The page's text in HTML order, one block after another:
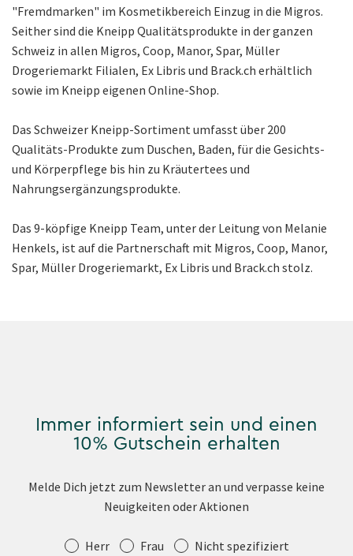
"Fremdmarken" im Kosmetikbereich Einzug in die Migros.
Seither sind die Kneipp Qualitätsprodukte in der ganzen
Schweiz in allen Migros, Coop, Manor, Spar, Müller
Drogeriemarkt Filialen, Ex Libris und Brack.ch erhältlich
sowie im Kneipp eigenen Online-Shop.
Das Schweizer Kneipp-Sortiment umfasst über 200
Qualitäts-Produkte zum Duschen, Baden, für die Gesichts-
und Körperpflege bis hin zu Kräutertees und
Nahrungsergänzungsprodukte.
Das 9-köpfige Kneipp Team, unter der Leitung von Melanie
Henkels, ist auf die Partnerschaft mit Migros, Coop, Manor,
Spar, Müller Drogeriemarkt, Ex Libris und Brack.ch stolz.
Immer informiert sein und einen
10% Gutschein erhalten
Melde Dich jetzt zum Newsletter an und verpasse keine
Neuigkeiten oder Aktionen
Anrede Herr Frau Nicht spezifiziert